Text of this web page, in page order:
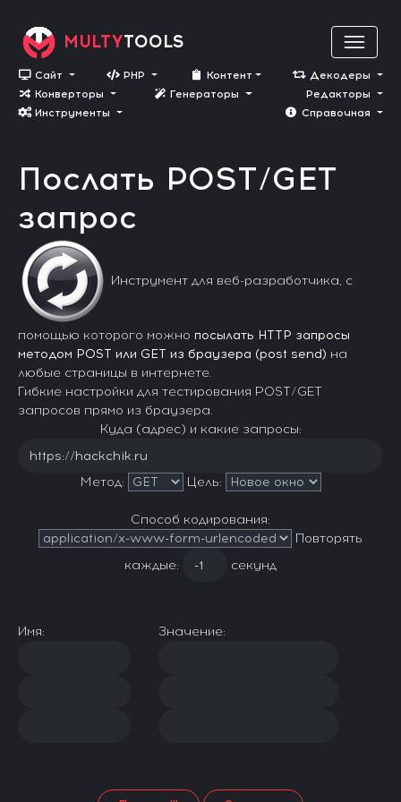
MULTYTOOLS
Сайт PHP Контент
Декодеры
Конверторы
Генераторы
Редакторы
Инструменты
Cправочная
Послать POST/GET
запрос
Инструмент для веб-разработчика, с
помощью которого можно посылать HTTP запросы
методом POST или GET из браузера (post send) на
любые страницы в интернете.
Гибкие настройки для тестирования POST/GET
запросов прямо из браузера.
Куда (адрес) и какие запросы:
Метод: Цель:
Способ кодирования:
Повторять
каждые:
секунд
Имя: Значение: